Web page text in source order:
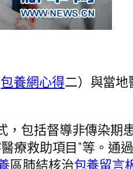
包養網心得二）與當
包括督導非傳染期
療救助項目”等。通過
區肺結核治包養留言